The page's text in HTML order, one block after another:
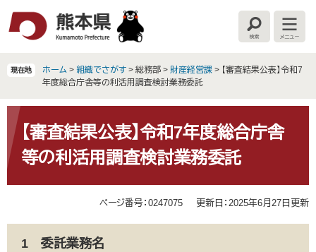
文
へ
検
索
メ
ニ
ー
現在地 ホーム > 組織でさがす > 総務部 > 財産経営課 > 【審査結果公表】令和7
年度総合庁舎等の利活用調査検討業務委託
文
【審査結果公表】令和7年度総合庁舎
等の利活用調査検討業務委託
ページ番号：0247075 更新日：2025年6月27日更新
1 委託業務名